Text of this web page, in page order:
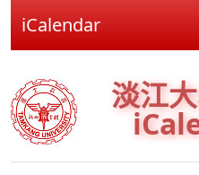
iCalendar
淡江